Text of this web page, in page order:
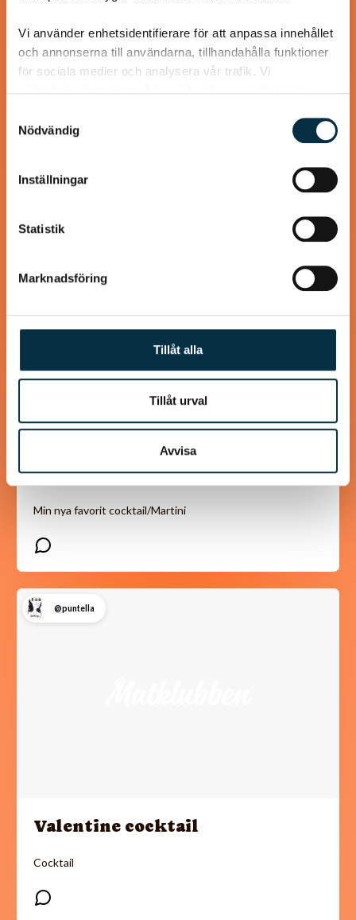
Vi använder enhetsidentifierare för att anpassa innehållet
och annonserna till användarna, tillhandahålla funktioner
för sociala medier och analysera vår trafik. Vi
annons- och analysföretag som vi samarbetar med.
Dessa kan i sin tur kombinera informationen med annan
information som du har tillhandahållit eller som de har
samlat in när du har använt deras tjänster.
Nödvändig
Inställningar
Statistik
Marknadsföring
Tillåt alla
Tillåt urval
Avvisa
Tillsammans med granatäpplet blev den här drinken
fantastiskt söt och god. Just granatäpple och rödbeta var
Lavender Hill
Min nya favorit cocktail/Martini
@puntella
Valentine cocktail
Cocktail